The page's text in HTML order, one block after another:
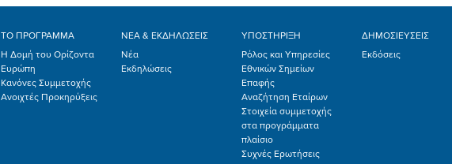
ΤΟ ΠΡΟΓΡΑΜΜΑ
Η Δομή του Ορίζοντα
Ευρώπη
Κανόνες Συμμετοχής
Ανοιχτές Προκηρύξεις
ΝΕΑ & ΕΚΔΗΛΩΣΕΙΣ
Νέα
Εκδηλώσεις
ΥΠΟΣΤΗΡΙΞΗ
Ρόλος και Υπηρεσίες
Εθνικών Σημείων
Επαφής
Αναζήτηση Εταίρων
Στοιχεία συμμετοχής
στα προγράμματα
πλαίσιο
Συχνές Ερωτήσεις
ΔΗΜΟΣΙΕΥΣΕΙΣ
Εκδόσεις